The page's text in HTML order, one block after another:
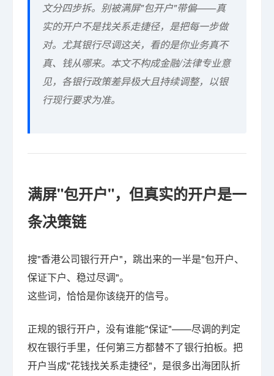
文分四步拆。别被满屏"包开户"带偏——真
实的开户不是找关系走捷径，是把每一步做
对。尤其银行尽调这关，看的是你业务真不
真、钱从哪来。本文不构成金融/法律专业意
见，各银行政策差异极大且持续调整，以银
行现行要求为准。
满屏"包开户"，但真实的开户是一
条决策链
搜"香港公司银行开户"，跳出来的一半是"包开户、
保证下户、稳过尽调"。
这些词，恰恰是你该绕开的信号。
正规的银行开户，没有谁能"保证"——尽调的判定
权在银行手里，任何第三方都替不了银行拍板。把
开户当成"花钱找关系走捷径"，是很多出海团队折